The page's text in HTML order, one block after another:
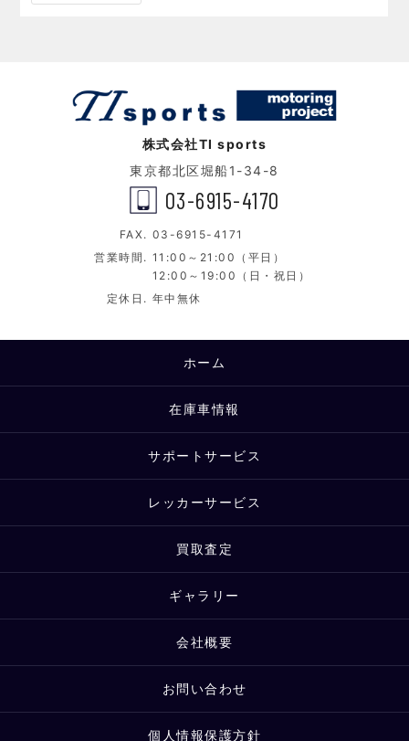
株式会社TI sports
東京都北区堀船1-34-8
03-6915-4170
FAX. 03-6915-4171
営業時間. 11:00～21:00（平日）
12:00～19:00（日・祝日）
定休日. 年中無休
ホーム
在庫車情報
サポートサービス
レッカーサービス
買取査定
ギャラリー
会社概要
お問い合わせ
個人情報保護方針